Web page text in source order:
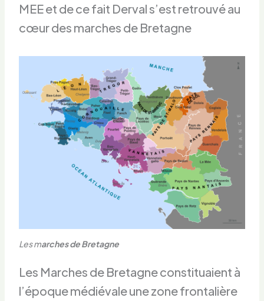
MEE et de ce fait Derval s’est retrouvé au
cœur des marches de Bretagne
Lesmarches de Bretagne
Les Marches de Bretagne constituaient à
l’époque médiévale une zone frontalière